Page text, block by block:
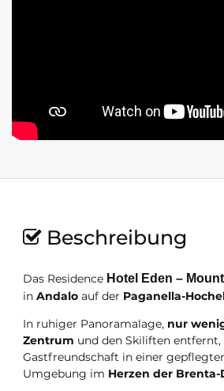
Beschreibung
Das Residence Hotel Eden –
in Andalo auf der Paganella-
In ruhiger Panoramalage, nur
Zentrum und den Skiliften
Gastfreundschaft in einer
Umgebung im Herzen der